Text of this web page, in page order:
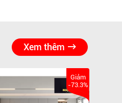
Xem thêm
Giảm
-73.3%